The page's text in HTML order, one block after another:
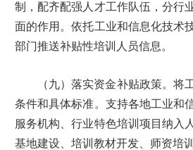
制，配齐配强人才工作队伍，分行
面的作用。依托工业和信息化技术
部门推送补贴性培训人员信息。
（九）落实资金补贴政策。
条件和具体标准。支持各地工业和
服务机构、行业特色培训项目纳入
基地建设、培训教材开发、师资